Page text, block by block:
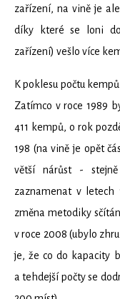
zařízení, na vině je
díky které se loni
zařízení) vešlo více
K poklesu počtu
Zatímco v roce 1989
411 kempů, o rok
198 (na vině je opět
větší nárůst -
zaznamenat v letech
změna metodiky
v roce 2008 (ubylo
je, že co do kapacity
a tehdejší počty se